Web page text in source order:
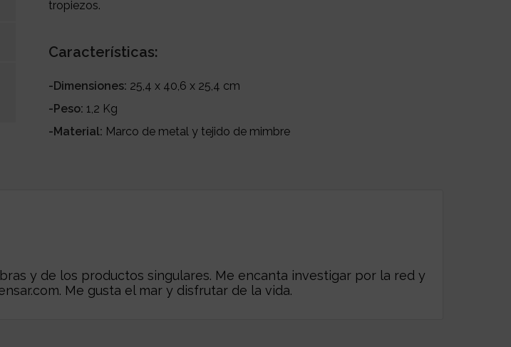
tropiezos.
Características:
-Dimensiones: 25,4 x 40,6 x 25,4 cm
-Peso:1,2 Kg
-Material: Marco de metal y tejido de mimbre
y de los productos singulares. Me encanta investigar por la red y
. Me gusta el mar y disfrutar de la vida.